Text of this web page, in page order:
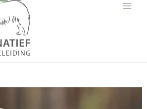
ZORGALTERNATIEF
EN BEGELEIDING